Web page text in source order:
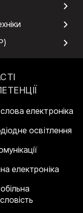
електроніка
освітлення
електроніка